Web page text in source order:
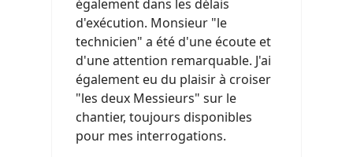
également dans les délais
d'exécution. Monsieur "le
technicien" a été d'une écoute et
d'une attention remarquable. J'ai
également eu du plaisir à croiser
"les deux Messieurs" sur le
chantier, toujours disponibles
pour mes interrogations.